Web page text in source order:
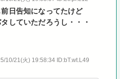
日告知になってたけど
していただろうし・・・
10/21(火) 19:58:34 ID:bT.wt.L49